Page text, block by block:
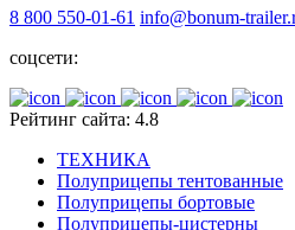
8 800 550-01-61 info@bonum-
соцсети:
Рейтинг сайта: 4.8
ТЕХНИКА
Полуприцепы тентованные
Полуприцепы бортовые
Полуприцепы-цистерны